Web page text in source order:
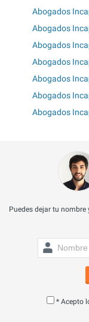
Abogados
Abogados
Abogados
Abogados
Abogados
Abogados
Abogados
Puedes dejar tu
* Acepto